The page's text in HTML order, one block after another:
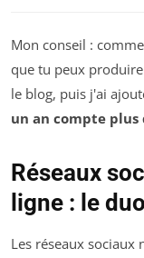
Mon conseil :
que tu peux
le blog, puis j'ai
un an compte
Réseaux
ligne : le
Les réseaux sociaux